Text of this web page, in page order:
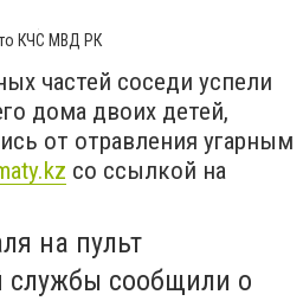
КЧС МВД РК
частей соседи успели
дома двоих детей,
от отравления угарным
со ссылкой на
на пульт
службы сообщили о